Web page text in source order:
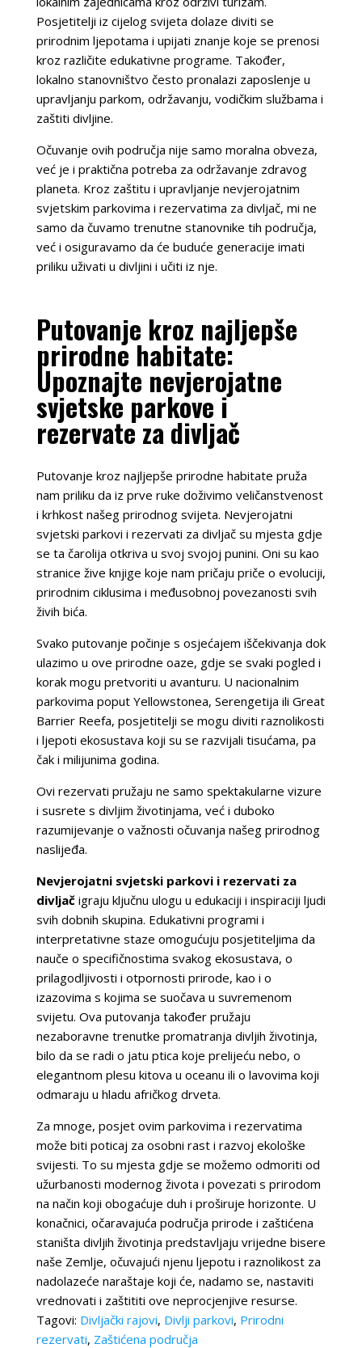
Posjetitelji iz cijelog svijeta dolaze diviti se
prirodnim ljepotama i upijati znanje koje se prenosi
kroz različite edukativne programe. Također,
lokalno stanovništvo često pronalazi zaposlenje u
upravljanju parkom, održavanju, vodičkim službama i
zaštiti divljine.
Očuvanje ovih područja nije samo moralna obveza,
već je i praktična potreba za održavanje zdravog
planeta. Kroz zaštitu i upravljanje nevjerojatnim
svjetskim parkovima i rezervatima za divljač, mi ne
samo da čuvamo trenutne stanovnike tih područja,
već i osiguravamo da će buduće generacije imati
priliku uživati u divljini i učiti iz nje.
Putovanje kroz najljepše
prirodne habitate:
Upoznajte nevjerojatne
svjetske parkove i
rezervate za divljač
Putovanje kroz najljepše prirodne habitate pruža
nam priliku da iz prve ruke doživimo veličanstvenost
i krhkost našeg prirodnog svijeta. Nevjerojatni
svjetski parkovi i rezervati za divljač su mjesta gdje
se ta čarolija otkriva u svoj svojoj punini. Oni su kao
stranice žive knjige koje nam pričaju priče o evoluciji,
prirodnim ciklusima i međusobnoj povezanosti svih
živih bića.
Svako putovanje počinje s osjećajem iščekivanja dok
ulazimo u ove prirodne oaze, gdje se svaki pogled i
korak mogu pretvoriti u avanturu. U nacionalnim
parkovima poput Yellowstonea, Serengetija ili Great
Barrier Reefa, posjetitelji se mogu diviti raznolikosti
i ljepoti ekosustava koji su se razvijali tisućama, pa
čak i milijunima godina.
Ovi rezervati pružaju ne samo spektakularne vizure
i susrete s divljim životinjama, već i duboko
razumijevanje o važnosti očuvanja našeg prirodnog
naslijeđa.
Nevjerojatni svjetski parkovi i rezervati za
divljačigraju ključnu ulogu u edukaciji i inspiraciji ljudi
svih dobnih skupina. Edukativni programi i
interpretativne staze omogućuju posjetiteljima da
nauče o specifičnostima svakog ekosustava, o
prilagodljivosti i otpornosti prirode, kao i o
izazovima s kojima se suočava u suvremenom
svijetu. Ova putovanja također pružaju
nezaboravne trenutke promatranja divljih životinja,
bilo da se radi o jatu ptica koje prelijeću nebo, o
elegantnom plesu kitova u oceanu ili o lavovima koji
odmaraju u hladu afričkog drveta.
Za mnoge, posjet ovim parkovima i rezervatima
može biti poticaj za osobni rast i razvoj ekološke
svijesti. To su mjesta gdje se možemo odmoriti od
užurbanosti modernog života i povezati s prirodom
na način koji obogaćuje duh i proširuje horizonte. U
konačnici, očaravajuća područja prirode i zaštićena
staništa divljih životinja predstavljaju vrijedne bisere
naše Zemlje, očuvajući njenu ljepotu i raznolikost za
nadolazeće naraštaje koji će, nadamo se, nastaviti
vrednovati i zaštititi ove neprocjenjive resurse.
Tagovi: Divljački rajovi, Divlji parkovi, Prirodni
rezervati, Zaštićena područja